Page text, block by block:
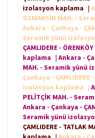
izolasyon kaplama |
OSMANSİN MAH. -
Ankara - Çankaya -
Seramik yünü
ÇAMLIDERE -
kaplama | Ankara -
MAH. - Seramik yünü
Çankaya - ÇAMLIDERE
izolasyon kaplama
|
PELİTÇİK MAH. -
Ankara - Çankaya -
Seramik yünü
ÇAMLIDERE -